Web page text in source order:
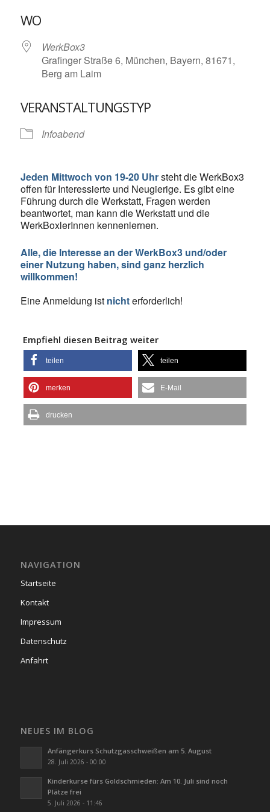
WO
WerkBox3
Grafinger Straße 6, München, Bayern, 81671,
Berg am Laim
VERANSTALTUNGSTYP
Infoabend
Jeden Mittwoch von 19-20 Uhrsteht die WerkBox3
offen für Interessierte und Neugierige. Es gibt eine
Führung durch die Werkstatt, Fragen werden
beantwortet, man kann die Werkstatt und die
WerkBoxlerInnen kennenlernen.
Alle, die Interesse an der WerkBox3 und/oder
einer Nutzung haben, sind ganz herzlich
willkommen!
Eine Anmeldung ist nichterforderlich!
Empfiehl diesen Beitrag weiter
teilen teilen
merken E-Mail
drucken
NAVIGATION
Startseite
Kontakt
Impressum
Datenschutz
Anfahrt
NEUES IM BLOG
Anfängerkurs Schutzgasschweißen am 5. August
28. Juli 2026 - 00:00
Kinderkurse fürs Goldschmieden: Am 10. Juli sind noch
Plätze frei
5. Juli 2026 - 11:46